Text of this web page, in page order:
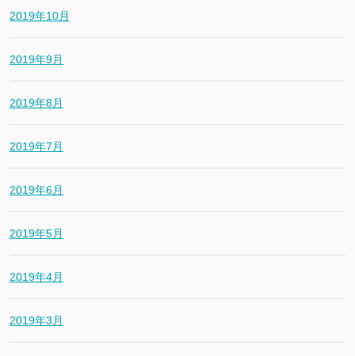
2019年10月
2019年9月
2019年8月
2019年7月
2019年6月
2019年5月
2019年4月
2019年3月